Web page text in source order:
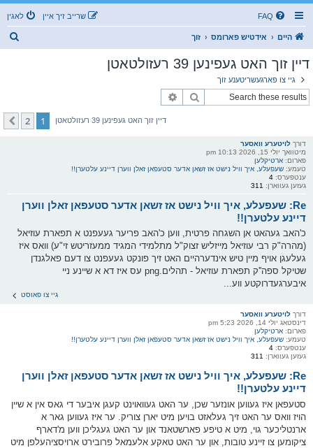
FAQ לאגין שרייב זיך איין
היים אידטיש פארומס זוך
דיין זוך האט געפינען 39 רעזולטאטן
גיי צו פארגעשריטענע זוך
זוך
דיין זוך האט געפינען 39 רעזולטאטן 1
2
קומענדיגע
דורך לויטערע וואסער
מיטוואך יולי 15, 2026 10:13 pm
פארום: ארטיקלען
טעמע: שעפעלע, איך וויל נישט אז זשאן אדער סטעפאן זאלן ווערן דיינע עלטערן!!
ענטפערס: 4
געזען געווארן: 311
Re: שעפעלע, איך וויל נישט אז זשאן אדער סטעפאן זאלן ווערן
דיינע עלטערן!!
כ'האב געהאט אן השגחה פרטית, ווען כ'האב פריער געעפנט א תפארת עוזיאל
(מהרה"ק רבי עוזיאל מייזליש זצוק"ל מתלמידי המגיד ממעזריטש זי"ע) וואס איז
געלעגן אויף מיין טיש אינדערהיים האט זיך פונקט געעפנט צו דעם פאלגנדן
שטיקל ספה''ק תפארת עוזיאל - תהלים.png עס איז דא א שיינע ניי
איבערגעדרוקטע ווע...
גיי צו פאוסט
דורך לויטערע וואסער
דינסטאג יולי 14, 2026 5:23 pm
פארום: ארטיקלען
טעמע: שעפעלע, איך וויל נישט אז זשאן אדער סטעפאן זאלן ווערן דיינע עלטערן!!
ענטפערס: 4
געזען געווארן: 311
Re: שעפעלע, איך וויל נישט אז זשאן אדער סטעפאן זאלן ווערן
דיינע עלטערן!!
סטעפאן איז געווען אונזער שכן, ער האט געוואוינט קעגן איבער די גאס אין א שיין
הויז וואס ער האט זיך געלאזט בויען מיט יארן צוריק. ער איז געווען גאר א
ארנטליכער גוי, מיט א טיפע פארשטאנד און ער האט געגליכן ווען מ'דארף
ציקומען צו זיינע טובות, און ער האט טאקע אלעמאל פרובירט ארויסציהעלפן מיט